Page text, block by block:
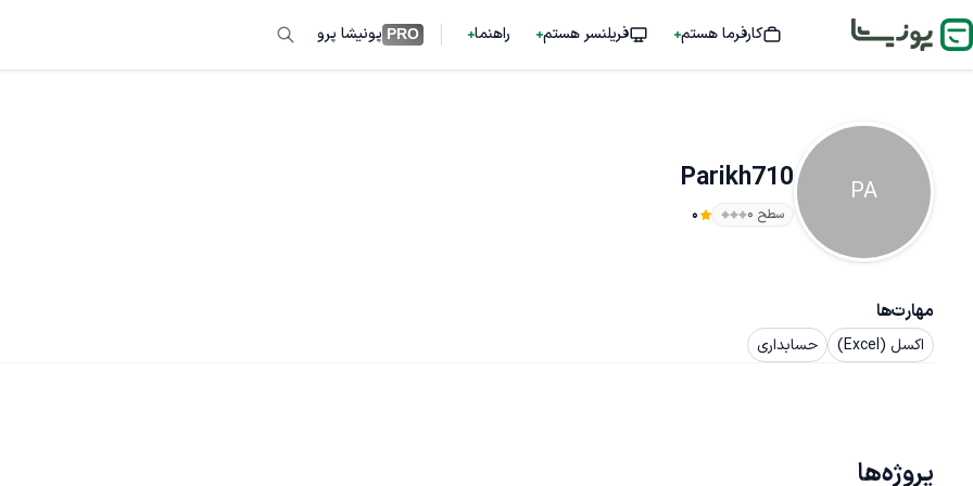
کارفرما هستم فریلنسر هستم راهنما PRO پونیشا پرو
PA
Parikh710
سطح ۰ 0
مهارت‌ها
اکسل (Excel) حسابداری
پروژه‌ها